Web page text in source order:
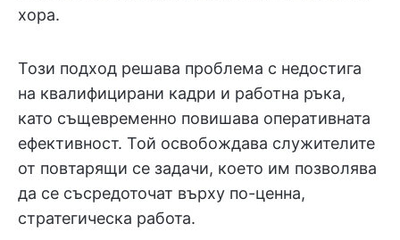
хора.
Този подход решава проблема с недостига
на квалифицирани кадри и работна ръка,
като същевременно повишава оперативната
ефективност. Той освобождава служителите
от повтарящи се задачи, което им позволява
да се съсредоточат върху по-ценна,
стратегическа работа.